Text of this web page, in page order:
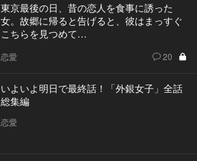
東京最後の日、昔の恋人を食事に誘った
女。故郷に帰ると告げると、彼はまっすぐ
こちらを見つめて…
恋愛 20
いよいよ明日で最終話！「外銀女子」全話
総集編
恋愛